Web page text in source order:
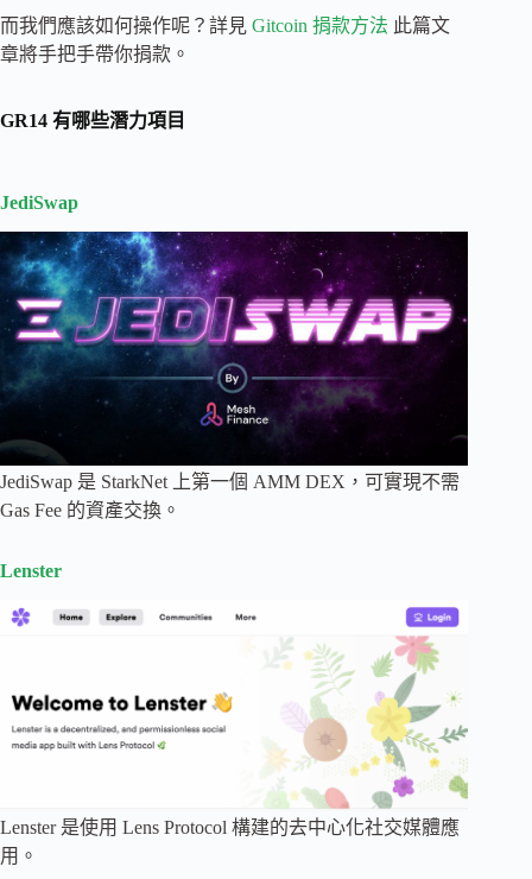
而我們應該如何操作呢？詳見 Gitcoin 捐款方法 此篇文
章將手把手帶你捐款。
GR14 有哪些潛力項目
JediSwap
JediSwap 是 StarkNet 上第一個 AMM DEX，可實現不需
Gas Fee 的資產交換。
Lenster
Lenster 是使用 Lens Protocol 構建的去中心化社交媒體應
用。